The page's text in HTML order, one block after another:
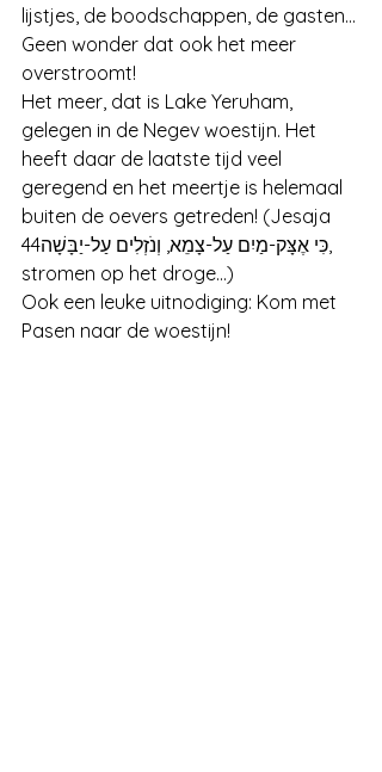
lijstjes, de boodschappen, de gasten...
Geen wonder dat ook het meer
overstroomt!
Het meer, dat is Lake Yeruham,
gelegen in de Negev woestijn. Het
heeft daar de laatste tijd veel
geregend en het meertje is helemaal
buiten de oevers getreden! (Jesaja
44כִּי אֶצָּק-מַיִם עַל-צָמֵא, וְנֹזְלִים עַל-יַבָּשָׁה,
stromen op het droge...)
Ook een leuke uitnodiging: Kom met
Pasen naar de woestijn!